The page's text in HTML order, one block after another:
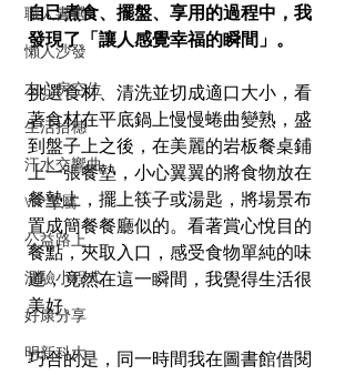
職人書選
懶人沙發
左心房空位
生活拾穗
汗水交響曲
VIP專屬
公益路上
測驗小程式
好康分享
明新科大
自己煮食、擺盤、享用的過程中，我
發現了「讓人感覺幸福的瞬間」。
挑選食材、清洗並切成適口大小，看
著食材在平底鍋上慢慢蜷曲變熟，盛
到盤子上之後，在美麗的岩板餐桌鋪
上一張餐墊，小心翼翼的將食物放在
餐墊上，擺上筷子或湯匙，將場景布
置成簡餐餐廳似的。看著賞心悅目的
餐點，夾取入口，感受食物單純的味
道，竟然在這一瞬間，我覺得生活很
美好。
巧合的是，同一時間我在圖書館借閱